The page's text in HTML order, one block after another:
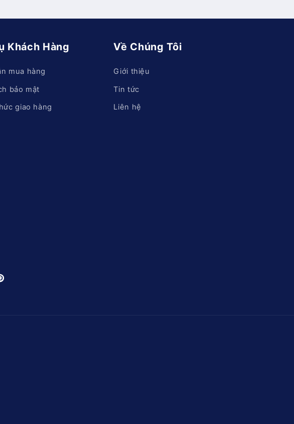
Khách Hàng
mua hàng
bảo mật
giao hàng
Về Chúng Tôi
Giới thiệu
Tin tức
Liên hệ